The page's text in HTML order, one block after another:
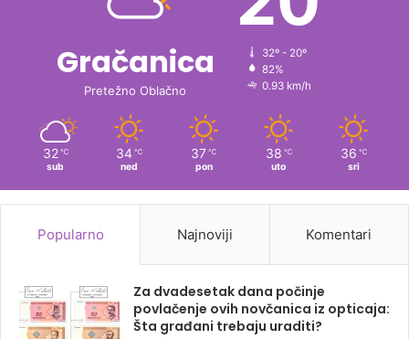
Gračanica
Pretežno Oblačno
32º - 20º
82%
0.93 km/h
32 ℃
sub
34 ℃
ned
37 ℃
pon
38 ℃
uto
36 ℃
sri
Popularno Najnoviji Komentari
Za dvadesetak dana počinje
povlačenje ovih novčanica iz opticaja:
Šta građani trebaju uraditi?